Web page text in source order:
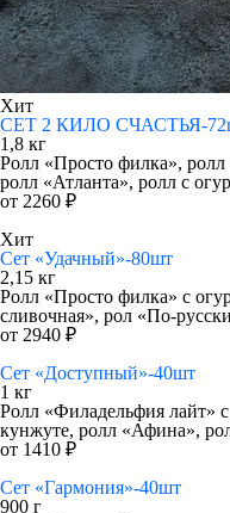
Хит
СЕТ 2 КИЛО СЧАСТЬЯ-
1,8 кг
Ролл «Просто филка»,
ролл «Атланта», ролл с
от 2260 ₽
Хит
Сет «Удачный»-80шт
2,15 кг
Ролл «Просто филка» с
сливочная», рол «По-
от 2940 ₽
Сет «Доступный»-40шт
1 кг
Ролл «Филадельфия лайт»
кунжуте, ролл «Афина»,
от 1410 ₽
Сет «Гармония»-40шт
900 г